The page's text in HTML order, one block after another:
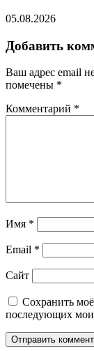
05.08.2026
Добавить
Ваш адрес email
помечены *
Комментарий *
Имя *
Email *
Сайт
Сохранить
последующих